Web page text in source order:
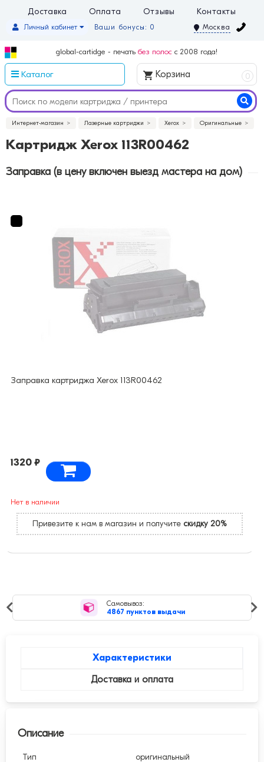
Доставка Оплата Отзывы Контакты
Ваши бонусы: 0
Личный кабинет Москва
global-cartidge - печать без полос с 2008 года!
Каталог Корзина 0
Интернет-магазин Лазерные картриджи Xerox Оригинальные
Картридж Xerox 113R00462
Заправка (в цену включен выезд мастера на дом)
Заправка картриджа Xerox 113R00462
1320 ₽
Нет в наличии
Привезите к нам в магазин и получите скидку 20%
Самовывоз:
4867 пунктов выдачи
Характеристики
Доставка и оплата
Описание
Тип оригинальный